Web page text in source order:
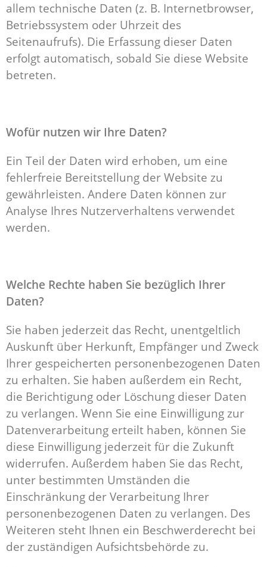
allem technische Daten (z. B. Internetbrowser,
Betriebssystem oder Uhrzeit des
Seitenaufrufs). Die Erfassung dieser Daten
erfolgt automatisch, sobald Sie diese Website
betreten.
Wofür nutzen wir Ihre Daten?
Ein Teil der Daten wird erhoben, um eine
fehlerfreie Bereitstellung der Website zu
gewährleisten. Andere Daten können zur
Analyse Ihres Nutzerverhaltens verwendet
werden.
Welche Rechte haben Sie bezüglich Ihrer
Daten?
Sie haben jederzeit das Recht, unentgeltlich
Auskunft über Herkunft, Empfänger und Zweck
Ihrer gespeicherten personenbezogenen Daten
zu erhalten. Sie haben außerdem ein Recht,
die Berichtigung oder Löschung dieser Daten
zu verlangen. Wenn Sie eine Einwilligung zur
Datenverarbeitung erteilt haben, können Sie
diese Einwilligung jederzeit für die Zukunft
widerrufen. Außerdem haben Sie das Recht,
unter bestimmten Umständen die
Einschränkung der Verarbeitung Ihrer
personenbezogenen Daten zu verlangen. Des
Weiteren steht Ihnen ein Beschwerderecht bei
der zuständigen Aufsichtsbehörde zu.